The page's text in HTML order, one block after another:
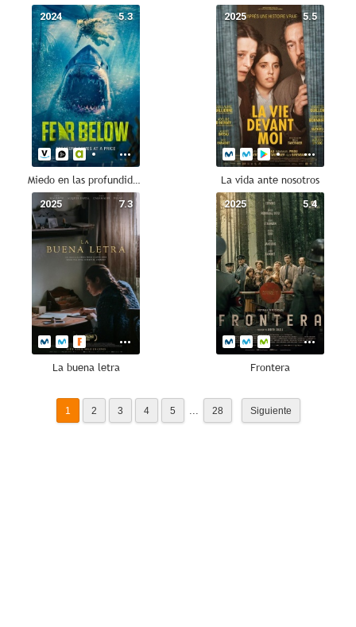
5.3
2024
Miedo en las profundidades
5.5
2025
La vida ante nosotros
7.3
2025
La buena letra
5.4
2025
Frontera
1 2 3 4 5 ... 28 Siguiente